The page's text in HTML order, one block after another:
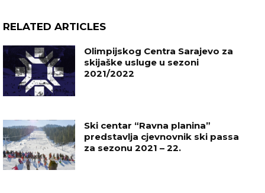
RELATED ARTICLES
Olimpijskog Centra Sarajevo za
skijaške usluge u sezoni
2021/2022
Ski centar “Ravna planina”
predstavlja cjevnovnik ski passa
za sezonu 2021 – 22.